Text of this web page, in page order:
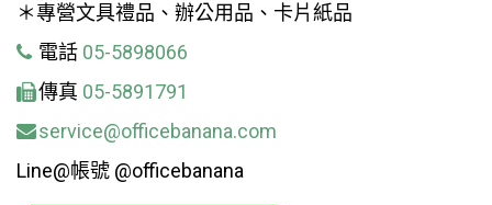
＊專營文具禮品、辦公用品、卡片紙品
電話 05-5898066
傳真 05-5891791
service@officebanana.com
Line@帳號 @officebanana